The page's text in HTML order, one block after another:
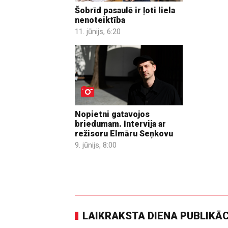
Šobrīd pasaulē ir ļoti liela
nenoteiktība
11. jūnijs, 6:20
Nopietni gatavojos
briedumam. Intervija ar
režisoru Elmāru Seņkovu
9. jūnijs, 8:00
LAIKRAKSTA DIENA